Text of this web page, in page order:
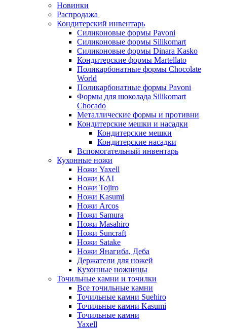
Новинки
Распродажа
Кондитерский инвентарь
Силиконовые формы Pavoni
Силиконовые формы Silikomart
Силиконовые формы Dinara Kasko
Кондитерские формы Martellato
Поликарбонатные формы Chocolate
World
Поликарбонатные формы Pavoni
Формы для шоколада Silikomart
Chocado
Металлические формы и противни
Кондитерские мешки и насадки
Кондитерские мешки
Кондитерские насадки
Вспомогательный инвентарь
Кухонные ножи
Ножи Yaxell
Ножи KAI
Ножи Tojiro
Ножи Kasumi
Ножи Arcos
Ножи Samura
Ножи Masahiro
Ножи Suncraft
Ножи Satake
Ножи Янагиба, Деба
Держатели для ножей
Кухонные ножницы
Точильные камни и точилки
Все точильные камни
Точильные камни Suehiro
Точильные камни Kasumi
Точильные камни
Yaxell